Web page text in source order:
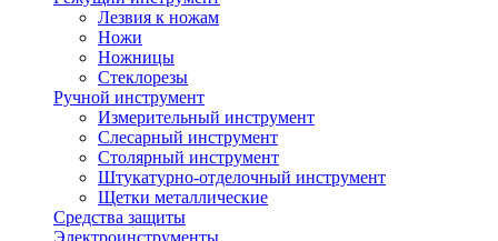
Лезвия к ножам
Ножи
Ножницы
Стеклорезы
Ручной инструмент
Измерительный инструмент
Слесарный инструмент
Столярный инструмент
Штукатурно-отделочный инструмент
Щетки металлические
Средства защиты
Электроинструменты